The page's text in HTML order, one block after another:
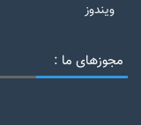
ویندوز
مجوزهای ما :